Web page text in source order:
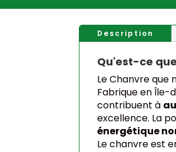
Description
Qu'est-ce
Le Chanvre que
Fabrique en Île-
contribuent à
excellence. La
énergétique
Le chanvre est